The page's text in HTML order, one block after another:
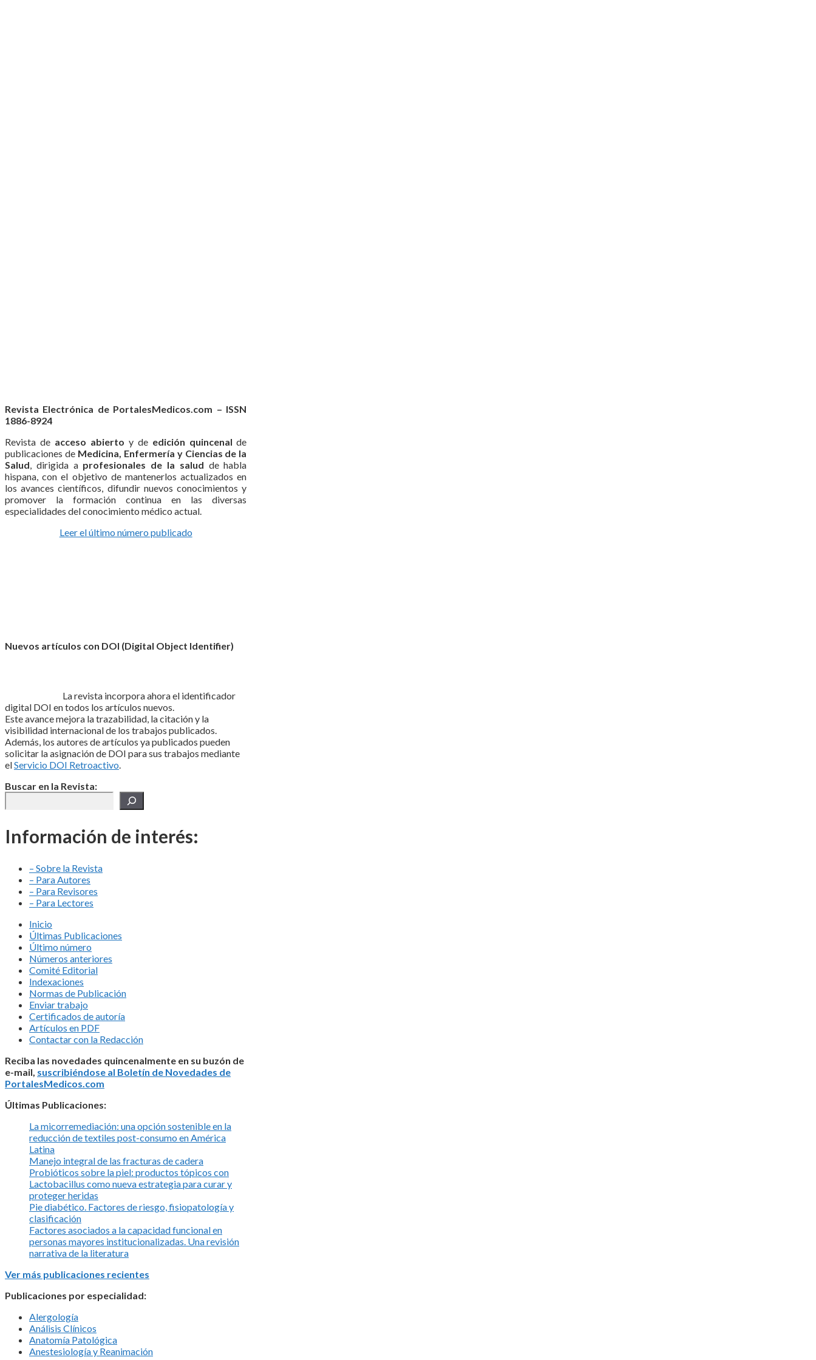
Revista Electrónica de PortalesMedicos.com – ISSN
1886-8924
Revista de acceso abierto y de edición quincenal de
publicaciones de Medicina, Enfermería y Ciencias de la
Salud, dirigida a profesionales de la salud de habla
hispana, con el objetivo de mantenerlos actualizados en
los avances científicos, difundir nuevos conocimientos y
promover la formación continua en las diversas
especialidades del conocimiento médico actual.
Leer el último número publicado
Nuevos artículos con DOI (Digital Object Identifier)
La revista incorpora ahora el identificador
digital DOI en todos los artículos nuevos.
Este avance mejora la trazabilidad, la citación y la
visibilidad internacional de los trabajos publicados.
Además, los autores de artículos ya publicados pueden
solicitar la asignación de DOI para sus trabajos mediante
elServicio DOI Retroactivo.
Buscar en la Revista:
Información de interés:
– Sobre la Revista
– Para Autores
– Para Revisores
– Para Lectores
Inicio
Últimas Publicaciones
Último número
Números anteriores
Comité Editorial
Indexaciones
Normas de Publicación
Enviar trabajo
Certificados de autoría
Artículos en PDF
Contactar con la Redacción
Reciba las novedades quincenalmente en su buzón de
e-mail, suscribiéndose al Boletín de Novedades de
PortalesMedicos.com
Últimas Publicaciones:
La micorremediación: una opción sostenible en la
reducción de textiles post-consumo en América
Latina
Manejo integral de las fracturas de cadera
Probióticos sobre la piel: productos tópicos con
Lactobacillus como nueva estrategia para curar y
proteger heridas
Pie diabético. Factores de riesgo, fisiopatología y
clasificación
Factores asociados a la capacidad funcional en
personas mayores institucionalizadas. Una revisión
narrativa de la literatura
Ver más publicaciones recientes
Publicaciones por especialidad:
Alergología
Análisis Clínicos
Anatomía Patológica
Anestesiología y Reanimación